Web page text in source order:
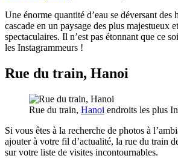
Une énorme quantité d’eau se déversant des
cascade en un paysage des plus majestueux
spectaculaires. Il n’est pas étonnant que ce
les Instagrammeurs !
Rue du train, Hanoi
Rue du train, Hanoi endroits les plus
Si vous êtes à la recherche de photos à
ajouter à votre fil d’actualité, la rue du train
sur votre liste de visites incontournables.